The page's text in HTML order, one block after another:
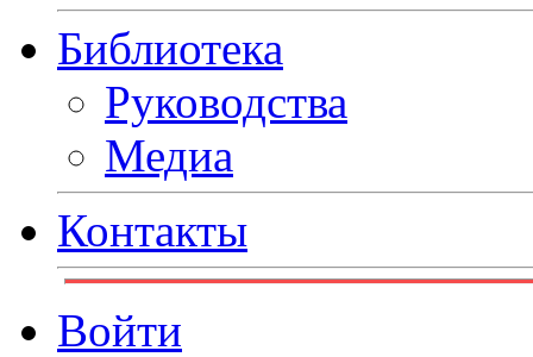
Библиотека
Руководства
Медиа
Контакты
Войти